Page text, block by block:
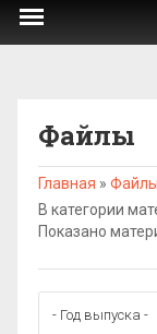
Файлы
Главная » Файлы
В категории
Показано